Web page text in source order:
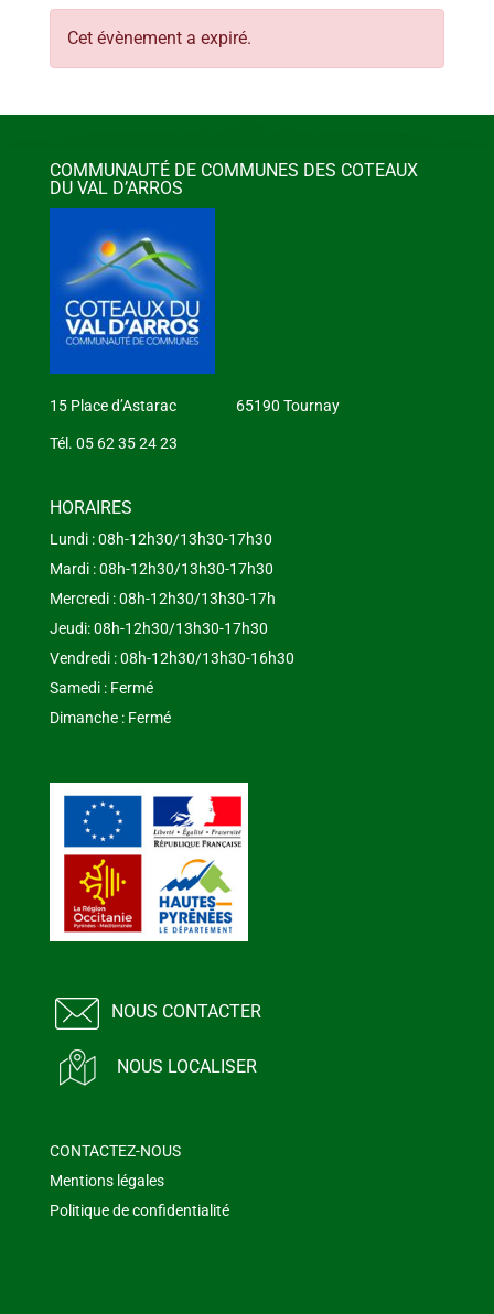
Cet évènement a expiré.
COMMUNAUTÉ DE COMMUNES DES COTEAUX
DU VAL D’ARROS
15 Place d’Astarac 65190 Tournay
Tél. 05 62 35 24 23
HORAIRES
Lundi : 08h-12h30/13h30-17h30
Mardi : 08h-12h30/13h30-17h30
Mercredi : 08h-12h30/13h30-17h
Jeudi: 08h-12h30/13h30-17h30
Vendredi : 08h-12h30/13h30-16h30
Samedi : Fermé
Dimanche : Fermé
NOUS CONTACTER
NOUS LOCALISER
CONTACTEZ-NOUS
Mentions légales
Politique de confidentialité